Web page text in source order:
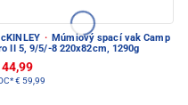
· Múmiový spací vak Camp
II 5, 9/5/-8 220x82cm, 1290g
44,99
€ 59,99